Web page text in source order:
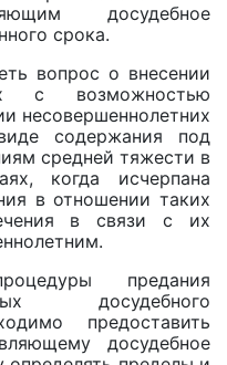
досудебное
срока.
вопрос о внесении
с возможностью
несовершеннолетних
содержания под
средней тяжести в
когда исчерпана
в отношении таких
в связи с их
предания
досудебного
предоставить
досудебное